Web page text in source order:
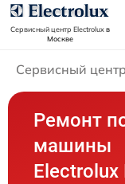
Сервисный центр Electroluxв
Москве
Сервисный
Ремонт
машины
Electrolux